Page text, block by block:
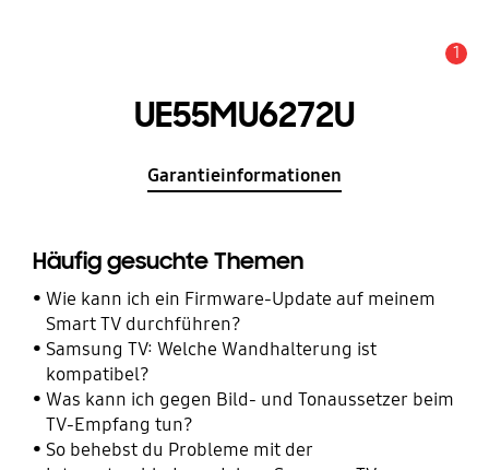
1
UE55MU6272U
Garantieinformationen
Häufig gesuchte Themen
Wie kann ich ein Firmware-Update auf meinem
Smart TV durchführen?
Samsung TV: Welche Wandhalterung ist
kompatibel?
Was kann ich gegen Bild- und Tonaussetzer beim
TV-Empfang tun?
So behebst du Probleme mit der